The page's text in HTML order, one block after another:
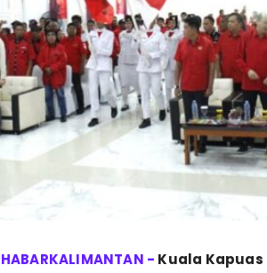
Kuala Kapuas